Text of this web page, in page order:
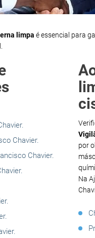
limpa é essencial para
Chavier.
Chavier.
por
Na